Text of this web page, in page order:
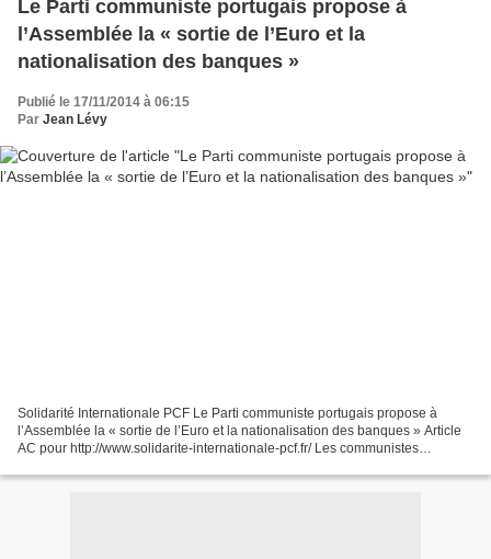
Le Parti communiste portugais propose à
l’Assemblée la « sortie de l’Euro et la
nationalisation des banques »
Publié le 17/11/2014 à 06:15
Par Jean Lévy
Solidarité Internationale PCF Le Parti communiste portugais propose à
l’Assemblée la « sortie de l’Euro et la nationalisation des banques » Article
AC pour http://www.solidarite-internationale-pcf.fr/ Les communistes